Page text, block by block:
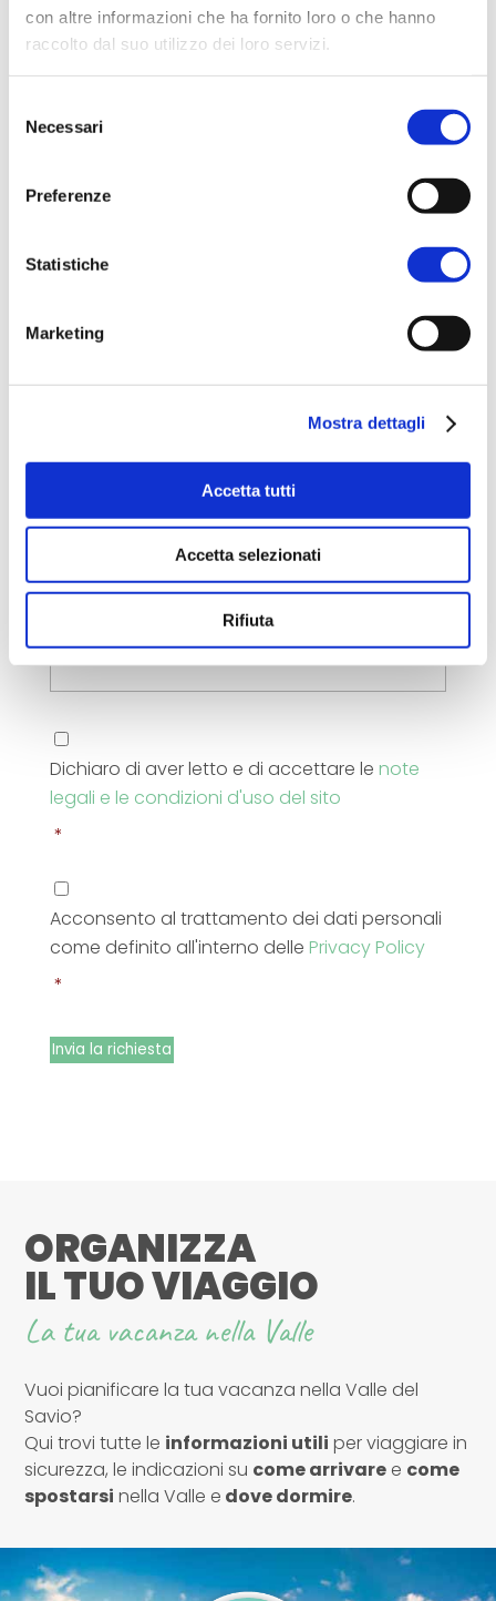
con altre informazioni che ha fornito loro o che hanno
raccolto dal suo utilizzo dei loro servizi.
delNecessari
Preferenze
Statistiche
Marketing
Mostra dettagli
Accetta tutti
Accetta selezionati
Rifiuta
prenotazione
Cognome
Richiesta
Condizioni
d'uso
Dichiaro di aver letto e di accettare le note
legali e le condizioni d'uso del sito
*
Consenso
al
trattamento
dei
personali
Acconsento al trattamento dei dati personali
come definito all'interno delle Privacy Policy
*
Invia la richiesta
ORGANIZZA
IL TUO VIAGGIO
La tua vacanza nella Valle
Vuoi pianificare la tua vacanza nella Valle del
Savio?
Qui trovi tutte le informazioni utili per viaggiare in
sicurezza, le indicazioni su come arrivare e come
spostarsi nella Valle e dove dormire.